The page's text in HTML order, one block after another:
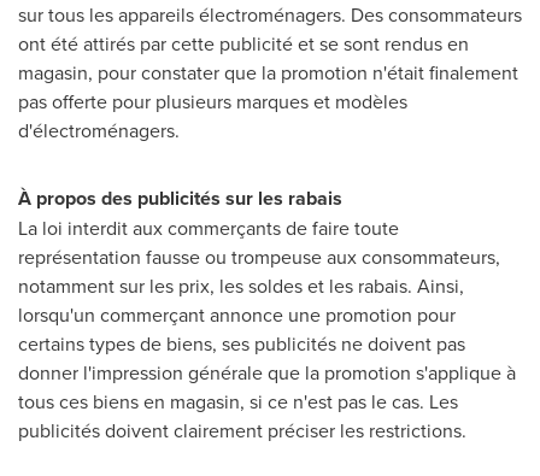
sur tous les appareils électroménagers. Des consommateurs
ont été attirés par cette publicité et se sont rendus en
magasin, pour constater que la promotion n'était finalement
pas offerte pour plusieurs marques et modèles
d'électroménagers.
À propos des publicités sur les rabais
La loi interdit aux commerçants de faire toute
représentation fausse ou trompeuse aux consommateurs,
notamment sur les prix, les soldes et les rabais. Ainsi,
lorsqu'un commerçant annonce une promotion pour
certains types de biens, ses publicités ne doivent pas
donner l'impression générale que la promotion s'applique à
tous ces biens en magasin, si ce n'est pas le cas. Les
publicités doivent clairement préciser les restrictions.